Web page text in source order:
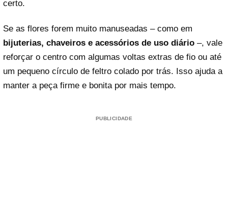
certo.
Se as flores forem muito manuseadas – como em
bijuterias, chaveiros e acessórios de uso diário –, vale
reforçar o centro com algumas voltas extras de fio ou até
um pequeno círculo de feltro colado por trás. Isso ajuda a
manter a peça firme e bonita por mais tempo.
PUBLICIDADE